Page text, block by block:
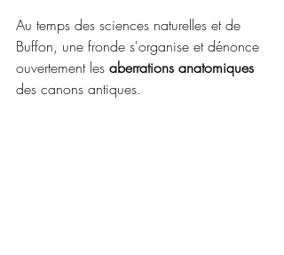
Au temps des sciences naturelles et de
Buffon, une fronde s'organise et dénonce
ouvertement les aberrations anatomiques
des canons antiques.